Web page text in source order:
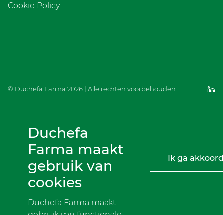
Duchefa
Farma maakt
gebruik van
cookies
Duchefa Farma maakt
Ik ga
Cookie Policy
© Duchefa Farma 2026 | Alle rechten voorbehouden